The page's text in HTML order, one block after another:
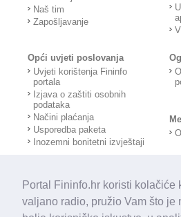
Portal Fininfo.hr koristi kolačiće
valjano radio, pružio Vam što je
Naš tim
Zapošljavanje
Opći uvjeti poslovanja
Uvjeti korištenja Fininfo
portala
Izjava o zaštiti osobnih
podataka
Načini plaćanja
Usporedba paketa
Inozemni bonitetni izvještaji